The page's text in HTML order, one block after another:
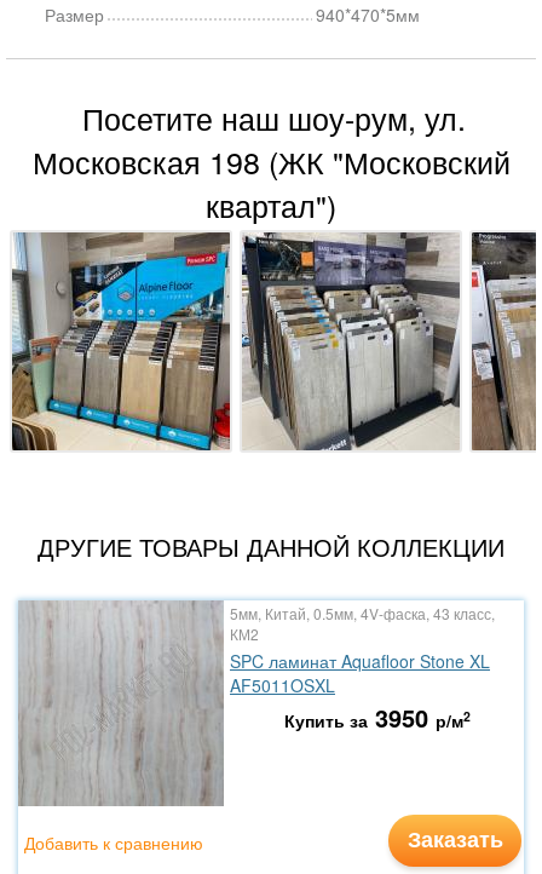
Размер 940*470*5мм
Посетите наш шоу-рум, ул.
Московская 198 (ЖК "Московский
квартал")
ДРУГИЕ ТОВАРЫ ДАННОЙ КОЛЛЕКЦИИ
5мм, Китай, 0.5мм, 4V-фаска, 43 класс,
КМ2
SPC ламинат Aquafloor Stone XL
AF5011OSXL
Купить за 3950 р/м2
Заказать
Добавить к сравнению